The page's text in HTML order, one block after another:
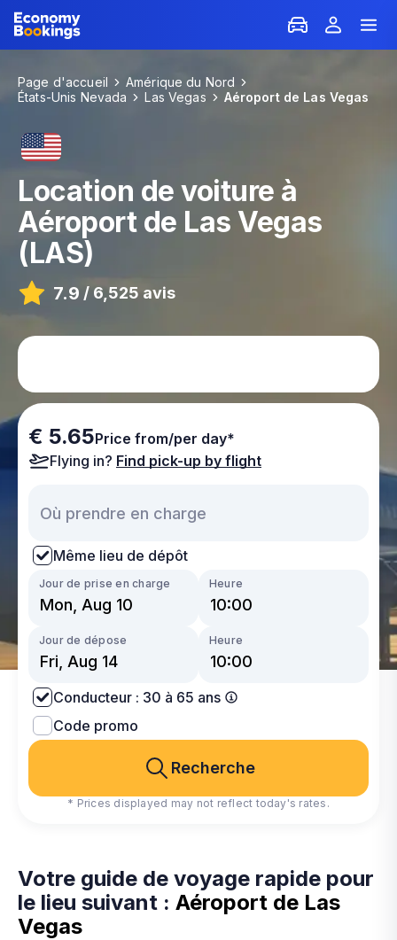
Page d'accueil
Amérique du Nord
États-Unis Nevada
Las Vegas Aéroport de Las Vegas
Location de voiture à
Aéroport de Las Vegas
(LAS)
7.9 / 6,525 avis
€ 5.65Price from/per day*
Flying in? Find pick-up by flight
Même lieu de dépôt
Jour de prise en charge Heure
Jour de dépose Heure
Conducteur : 30 à 65 ans
Code promo
Recherche
* Prices displayed may not reflect today's rates.
Votre guide de voyage rapide pour
le lieu suivant : Aéroport de Las
Vegas